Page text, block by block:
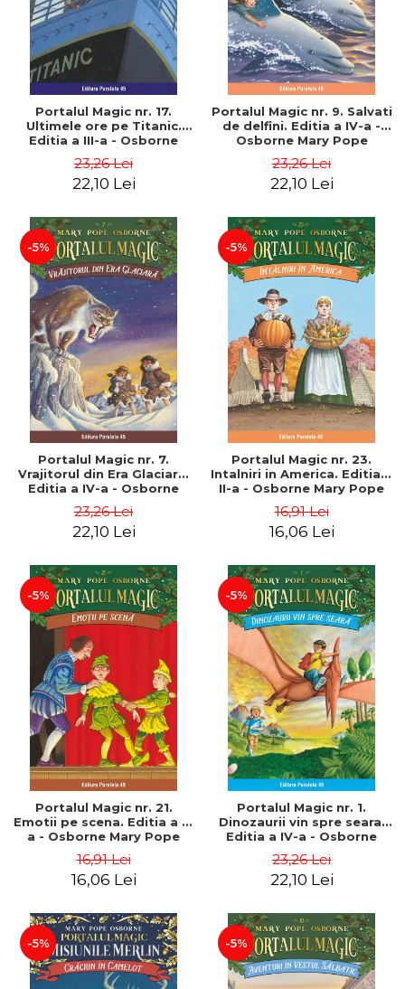
Portalul Magic nr. 17.
Ultimele ore pe Titanic.
Editia a III-a - Osborne
23,26 Lei
22,10 Lei
Portalul Magic nr. 9. Salvati
de delfini. Editia a IV-a -
Osborne Mary Pope
23,26 Lei
22,10 Lei
-5%
Portalul Magic nr. 7.
Vrajitorul din Era Glaciara.
Editia a IV-a - Osborne
23,26 Lei
22,10 Lei
-5%
Portalul Magic nr. 23.
Intalniri in America. Editia a
II-a - Osborne Mary Pope
16,91 Lei
16,06 Lei
-5%
Portalul Magic nr. 21.
Emotii pe scena. Editia a II-
a - Osborne Mary Pope
16,91 Lei
16,06 Lei
-5%
Portalul Magic nr. 1.
Dinozaurii vin spre seara.
Editia a IV-a - Osborne
23,26 Lei
22,10 Lei
-5% -5%